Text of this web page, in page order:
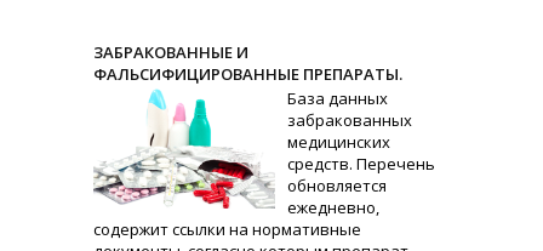
ЗАБРАКОВАННЫЕ И
ФАЛЬСИФИЦИРОВАННЫЕ ПРЕПАРАТЫ.
База данных
забракованных
медицинских
средств. Перечень
обновляется
ежедневно,
содержит ссылки на нормативные